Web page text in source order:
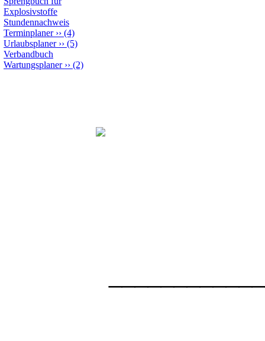
Explosivstoffe
Stundennachweis
Terminplaner›› (4)
Urlaubsplaner›› (5)
Verbandbuch
Wartungsplaner›› (2)